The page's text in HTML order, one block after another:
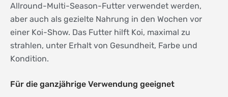
Allround-Multi-Season-Futter verwendet werden,
aber auch als gezielte Nahrung in den Wochen vor
einer Koi-Show. Das Futter hilft Koi, maximal zu
strahlen, unter Erhalt von Gesundheit, Farbe und
Kondition.
Für die ganzjährige Verwendung geeignet